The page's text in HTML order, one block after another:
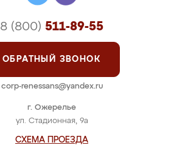
г. Ожерелье
ул. Стадионная, 9а
СХЕМА ПРОЕЗДА
8 (800) 511-89-55
ОБРАТНЫЙ ЗВОНОК
corp-renessans@yandex.ru